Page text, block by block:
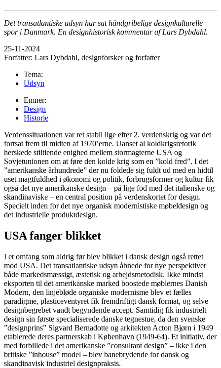
Det transatlantiske udsyn har sat håndgribelige designkulturelle
spor i Danmark. En designhistorisk kommentar af Lars Dybdahl.
25-11-2024
Forfatter: Lars Dybdahl, designforsker og forfatter
Tema:
Udsyn
Emner:
Design
Historie
Verdenssituationen var ret stabil lige efter 2. verdenskrig og var det
fortsat frem til midten af 1970’erne. Uanset al koldkrigsretorik
herskede stiltiende enighed mellem stormagterne USA og
Sovjetunionen om at føre den kolde krig som en ”kold fred”. I det
”amerikanske århundrede” der nu foldede sig fuldt ud med en hidtil
uset magtfuldhed i økonomi og politik, forbrugsformer og kultur fik
også det nye amerikanske design – på lige fod med det italienske og
skandinaviske – en central position på verdenskortet for design.
Specielt inden for det nye organisk modernistiske møbeldesign og
det industrielle produktdesign.
USA fanger blikket
I et omfang som aldrig før blev blikket i dansk design også rettet
mod USA. Det transatlantiske udsyn åbnede for nye perspektiver
både markedsmæssigt, æstetisk og arbejdsmetodisk. Ikke mindst
eksporten til det amerikanske marked boostede møblernes Danish
Modern, den linjebløde organiske modernisme blev et fælles
paradigme, plasticeventyret fik fremdriftigt dansk format, og selve
designbegrebet vandt begyndende accept. Samtidig fik industrielt
design sin første specialiserede danske tegnestue, da den svenske
”designprins” Sigvard Bernadotte og arkitekten Acton Bjørn i 1949
etablerede deres partnerskab i København (1949-64). Et initiativ, der
med forbillede i det amerikanske ”consultant design” – ikke i den
britiske ”inhouse” model – blev banebrydende for dansk og
skandinavisk industriel designpraksis.